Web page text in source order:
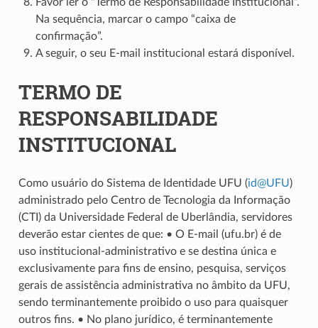
Favor ler o “Termo de Responsabilidade Institucional”.
Na sequência, marcar o campo “caixa de
confirmação”.
A seguir, o seu E-mail institucional estará disponível.
TERMO DE
RESPONSABILIDADE
INSTITUCIONAL
Como usuário do Sistema de Identidade UFU (id@UFU)
administrado pelo Centro de Tecnologia da Informação
(CTI) da Universidade Federal de Uberlândia, servidores
deverão estar cientes de que: • O E-mail (ufu.br) é de
uso institucional-administrativo e se destina única e
exclusivamente para fins de ensino, pesquisa, serviços
gerais de assistência administrativa no âmbito da UFU,
sendo terminantemente proibido o uso para quaisquer
outros fins. • No plano jurídico, é terminantemente